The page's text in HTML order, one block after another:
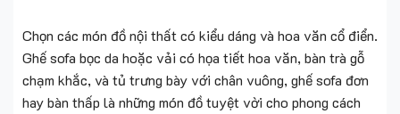
Chọn các món đồ nội thất có kiểu dáng và hoa văn cổ điển.
Ghế sofa bọc da hoặc vải có họa tiết hoa văn, bàn trà gỗ
chạm khắc, và tủ trưng bày với chân vuông, ghế sofa đơn
hay bàn thấp là những món đồ tuyệt vời cho phong cách